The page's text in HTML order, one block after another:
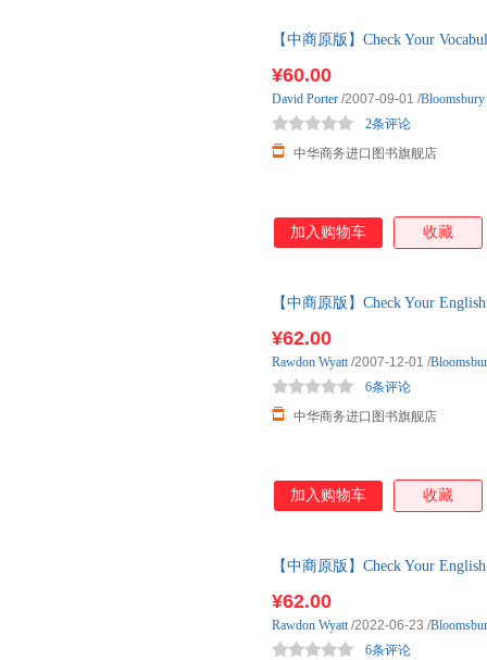
【中商原版】Check Your
¥60.00
中华商务进口图书旗舰店
2条评论
David Porter /2007-09-01 /
加入购物车 收藏
【中商原版】Check Your
¥62.00
中华商务进口图书旗舰店
6条评论
Rawdon Wyatt/2007-12-01 /
加入购物车 收藏
【中商原版】Check Your
¥62.00
6条评论
Rawdon Wyatt/2022-06-23 /